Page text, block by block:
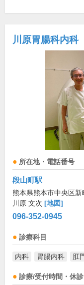
川原胃腸科内科
所在地・電話番号
段山町駅
熊本県熊本市中央区
川原 文次 [地図]
096-352-0945
診療科目
内科 胃腸内科 肛
診療/受付時間・休診